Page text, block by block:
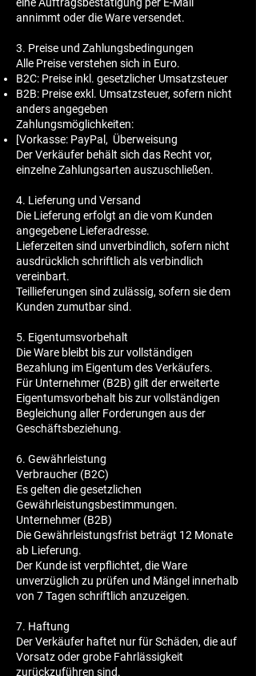
annimmt oder die Ware versendet.
3. Preise und Zahlungsbedingungen
Alle Preise verstehen sich in Euro.
B2C: Preise inkl. gesetzlicher Umsatzsteuer
B2B: Preise exkl. Umsatzsteuer, sofern nicht
anders angegeben
Zahlungsmöglichkeiten:
[Vorkasse: PayPal, Überweisung
Der Verkäufer behält sich das Recht vor,
einzelne Zahlungsarten auszuschließen.
4. Lieferung und Versand
Die Lieferung erfolgt an die vom Kunden
angegebene Lieferadresse.
Lieferzeiten sind unverbindlich, sofern nicht
ausdrücklich schriftlich als verbindlich
vereinbart.
Teillieferungen sind zulässig, sofern sie dem
Kunden zumutbar sind.
5. Eigentumsvorbehalt
Die Ware bleibt bis zur vollständigen
Bezahlung im Eigentum des Verkäufers.
Für Unternehmer (B2B) gilt der erweiterte
Eigentumsvorbehalt bis zur vollständigen
Begleichung aller Forderungen aus der
Geschäftsbeziehung.
6. Gewährleistung
Verbraucher (B2C)
Es gelten die gesetzlichen
Gewährleistungsbestimmungen.
Unternehmer (B2B)
Die Gewährleistungsfrist beträgt 12 Monate
ab Lieferung.
Der Kunde ist verpflichtet, die Ware
unverzüglich zu prüfen und Mängel innerhalb
von 7 Tagen schriftlich anzuzeigen.
7. Haftung
Der Verkäufer haftet nur für Schäden, die auf
Vorsatz oder grobe Fahrlässigkeit
zurückzuführen sind.